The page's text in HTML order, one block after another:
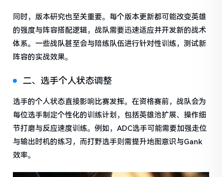
同时，版本研究也至关重要。每个版本更新都可能改变英雄
的强度与阵容搭配逻辑，战队需要迅速适应并开发新的战术
体系。一些战队甚至会与陪练队伍进行针对性训练，测试新
阵容的实战效果。
二、选手个人状态调整
选手的个人状态直接影响比赛发挥。在资格赛前，战队会为
每位选手制定个性化的训练计划，包括英雄池扩展、操作细
节打磨与反应速度训练。例如，ADC选手可能需要加强走位
与输出时机的练习，而打野选手则需提升地图意识与Gank
效率。